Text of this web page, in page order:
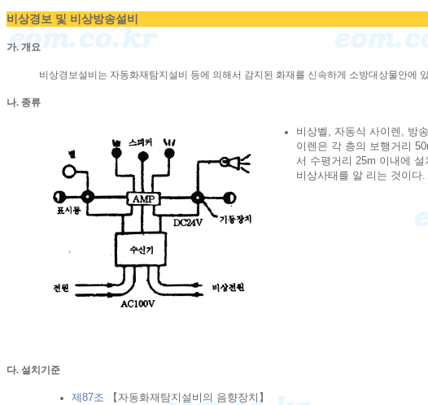
비상경보 및 비상방송설비
가. 개요
비상경보설비는 자동화재탐지설비 등에 의해서 감지된 화재를 신속하게 소방대상물안에
나. 종류
비상벨, 자동식 사이렌, 방
이렌은 각 층의 보행거리
서 수평거리 25m 이내에
비상사태를 알 리는 것이다.
다. 설치기준
제87조 【자동화재탐지설비의 음향장치】